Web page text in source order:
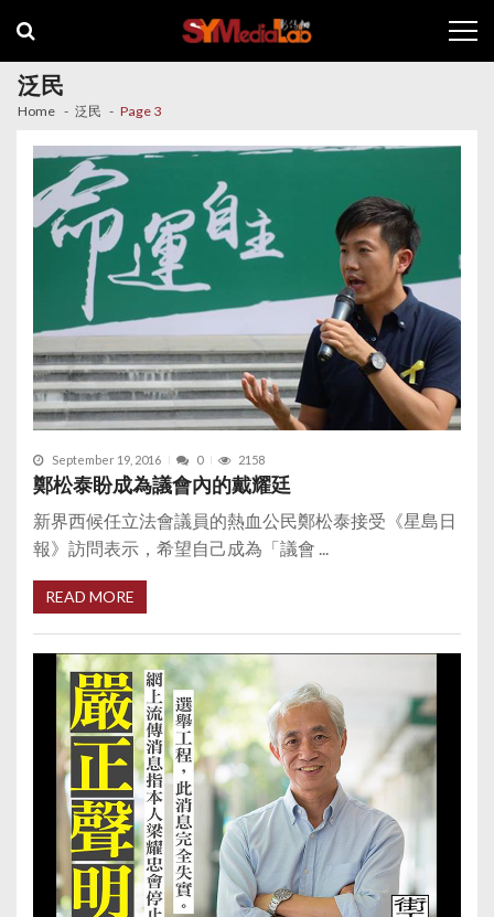
navigation
content
泛民
Home 泛民 Page 3
September 19, 2016 0 2158
鄭松泰盼成為議會內的戴耀廷
新界西候任立法會議員的熱血公民鄭松泰接受《星島日
報》訪問表示，希望自己成為「議會 ...
READ MORE